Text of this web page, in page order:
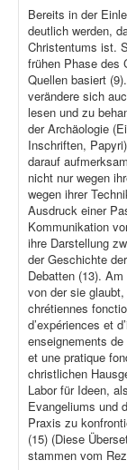
Bereits in der
deutlich werden,
Christentums ist.
frühen Phase des
Quellen basiert
verändere sich
lesen und zu
der Archäologie
Inschriften,
darauf
nicht nur wegen
wegen ihrer
Ausdruck einer
Kommunikation
ihre Darstellung
der Geschichte
Debatten (13).
von der sie
chrétiennes
d’expériences et
enseignements de
et une pratique
christlichen
Labor für Ideen,
Evangeliums und
Praxis zu
(15) (Diese
stammen vom